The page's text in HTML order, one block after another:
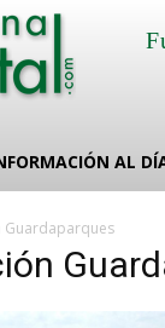
AL
Guardaparques